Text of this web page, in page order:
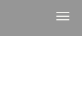
Menü